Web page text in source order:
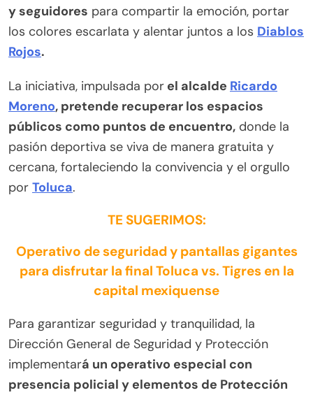
y seguidores para compartir la emoción, portar
los colores escarlata y alentar juntos a los Diablos
Rojos.
La iniciativa, impulsada por el alcalde Ricardo
Moreno, pretende recuperar los espacios
públicos como puntos de encuentro, donde la
pasión deportiva se viva de manera gratuita y
cercana, fortaleciendo la convivencia y el orgullo
por Toluca.
TE SUGERIMOS:
Operativo de seguridad y pantallas gigantes
para disfrutar la final Toluca vs. Tigres en la
capital mexiquense
Para garantizar seguridad y tranquilidad, la
Dirección General de Seguridad y Protección
implementará un operativo especial con
presencia policial y elementos de Protección